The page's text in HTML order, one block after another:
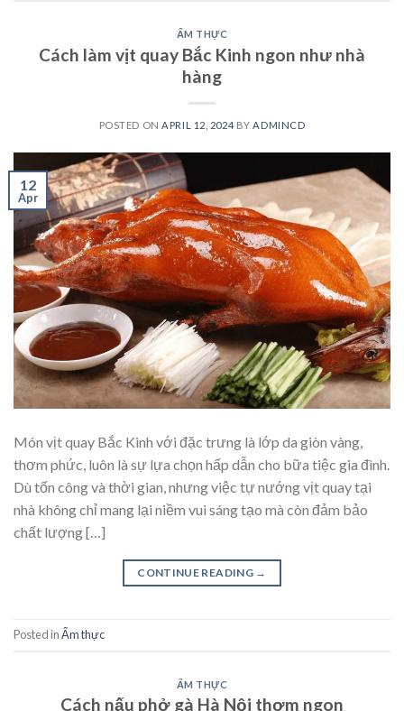
ẨM THỰC
Cách làm vịt quay Bắc Kinh ngon như nhà
hàng
POSTED ONAPRIL 12, 2024 BYADMINCD
12
Apr
Món vịt quay Bắc Kinh với đặc trưng là lớp da giòn vàng,
thơm phức, luôn là sự lựa chọn hấp dẫn cho bữa tiệc gia đình.
Dù tốn công và thời gian, nhưng việc tự nướng vịt quay tại
nhà không chỉ mang lại niềm vui sáng tạo mà còn đảm bảo
chất lượng […]
CONTINUE READING →
Posted inẨm thực
ẨM THỰC
Cách nấu phở gà Hà Nội thơm ngon